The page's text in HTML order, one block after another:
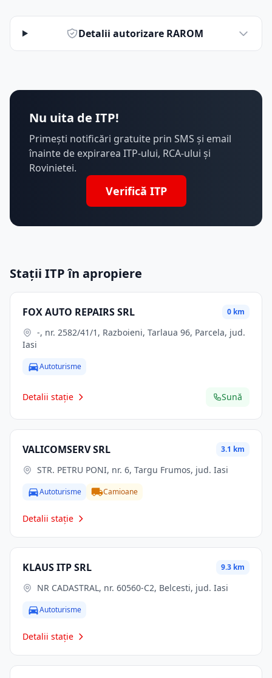
Detalii autorizare RAROM
Nu uita de ITP!
Primești notificări gratuite prin SMS și email
înainte de expirarea ITP-ului, RCA-ului și
Rovinietei.
Verifică ITP
Stații ITP în apropiere
FOX AUTO REPAIRS SRL 0 km
Iasi
Autoturisme
Detalii stație Sună
VALICOMSERV SRL 3.1 km
STR. PETRU PONI, nr. 6, Targu Frumos, jud. Iasi
Autoturisme Camioane
Detalii stație
KLAUS ITP SRL 9.3 km
NR CADASTRAL, nr. 60560-C2, Belcesti, jud. Iasi
Autoturisme
Detalii stație